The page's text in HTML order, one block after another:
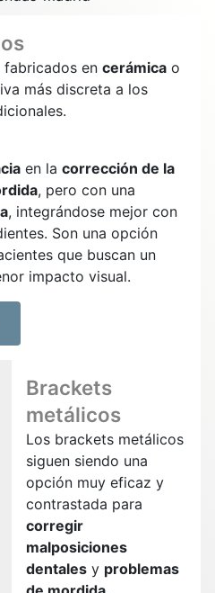
en cerámica o
más discreta a los
en la corrección de la
, pero con una
, integrándose mejor con
Son una opción
que buscan un
impacto visual.
Brackets
metálicos
Los brackets metálicos
siguen siendo una
opción muy eficaz y
contrastada para
corregir
malposiciones
dentalesy problemas